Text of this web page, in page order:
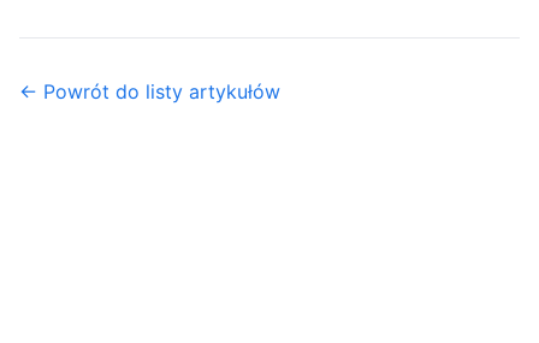
← Powrót do listy artykułów